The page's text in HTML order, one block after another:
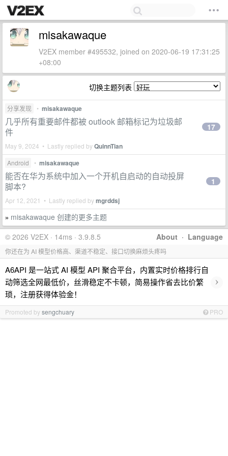
misakawaque
V2EX member #495532, joined on 2020-06-19 17:31:25
+08:00
切换主题列表
分享发现 • misakawaque
几乎所有重要邮件都被 outlook 邮箱标记为垃圾邮
件
May 9, 2024 • Lastly replied byQuinnTian
17
Android • misakawaque
能否在华为系统中加入一个开机自启动的自动投屏
脚本?
Apr 12, 2021 • Lastly replied bymgrddsj
1
» misakawaque 创建的更多主题
About · Language
© 2026 V2EX · 14ms · 3.9.8.5
你还在为 AI 模型价格高、渠道不稳定、接口切换麻烦头疼吗
A6API 是一站式 AI 模型 API 聚合平台，内置实时价格排行自
动筛选全网最低价，丝滑稳定不卡顿，简易操作省去比价繁
琐，注册获得体验金！
›
Promoted bysengchuary PRO